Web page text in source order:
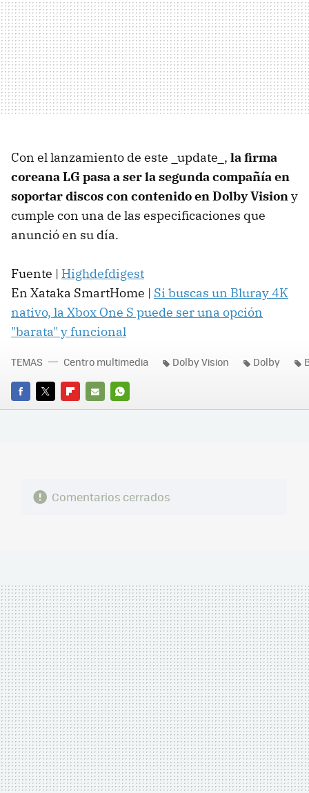
Con el lanzamiento de este _update_, la firma
coreana LG pasa a ser la segunda compañía en
soportar discos con contenido en Dolby Visiony
cumple con una de las especificaciones que
anunció en su día.
Fuente | Highdefdigest
En Xataka SmartHome | Si buscas un Bluray 4K
nativo, la Xbox One S puede ser una opción
"barata" y funcional
FACEBOOK
TWITTERFLIPBOARD
E-
WHATSAPP
TEMAS Centro multimedia Dolby Vision Dolby
Comentarios cerrados